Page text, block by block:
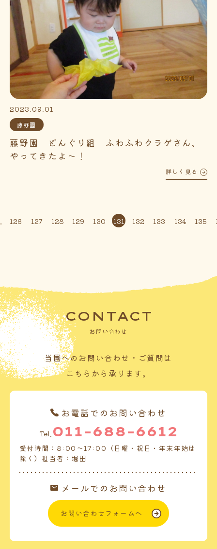
2023.09.01
藤野園
藤野園 どんぐり組 ふわふわクラゲさん、
やってきたよ～！
詳しく見る
126 127 128 129 130 131 132 133 134 135
CONTACT
お問い合わせ
当園へのお問い合わせ・ご質問は
こちらから承ります。
お電話でのお問い合わせ
Tel. 011-688-6612
受付時間：8:00～17:00（日曜・祝日・年末年始は
除く）担当者：堀田
メールでのお問い合わせ
お問い合わせフォームへ